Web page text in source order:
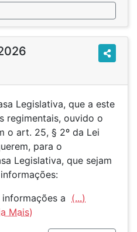
Legislativa, que a este
regimentais, ouvido o
o art. 25, § 2º da Lei
para o
Legislativa, que sejam
informações a (...)